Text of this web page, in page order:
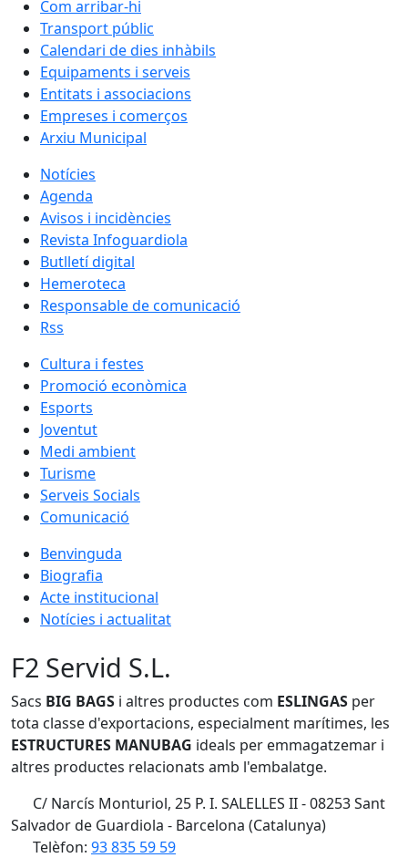
Com arribar-hi
Transport públic
Calendari de dies inhàbils
Equipaments i serveis
Entitats i associacions
Empreses i comerços
Arxiu Municipal
Notícies
Agenda
Avisos i incidències
Revista Infoguardiola
Butlletí digital
Hemeroteca
Responsable de comunicació
Rss
Cultura i festes
Promoció econòmica
Esports
Joventut
Medi ambient
Turisme
Serveis Socials
Comunicació
Benvinguda
Biografia
Acte institucional
Notícies i actualitat
F2 Servid S.L.
Sacs BIG BAGS i altres productes com ESLINGAS per
tota classe d'exportacions, especialment marítimes, les
ESTRUCTURES MANUBAG ideals per emmagatzemar i
altres productes relacionats amb l'embalatge.
C/ Narcís Monturiol, 25 P. I. SALELLES II - 08253 Sant
Salvador de Guardiola - Barcelona (Catalunya)
Telèfon: 93 835 59 59